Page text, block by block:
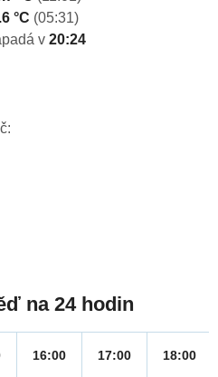
°C (05:31)
v 20:24
na 24 hodin
16:00 17:00 18:00